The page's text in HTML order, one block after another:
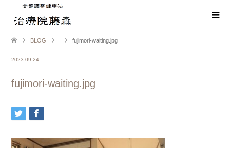
BLOG fujimori-waiting.jpg
2023.09.24
fujimori-waiting.jpg